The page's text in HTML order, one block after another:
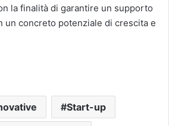
la finalità di garantire un supporto
un concreto potenziale di crescita e
Start-up